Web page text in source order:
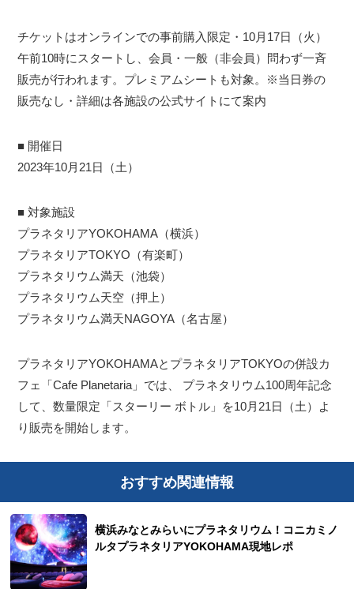
チケットはオンラインでの事前購入限定・10月17日（火）
午前10時にスタートし、会員・一般（非会員）問わず一斉
販売が行われます。プレミアムシートも対象。※当日券の
販売なし・詳細は各施設の公式サイトにて案内
■ 開催日
2023年10月21日（土）
■ 対象施設
プラネタリアYOKOHAMA（横浜）
プラネタリアTOKYO（有楽町）
プラネタリウム満天（池袋）
プラネタリウム天空（押上）
プラネタリウム満天NAGOYA（名古屋）
プラネタリアYOKOHAMAとプラネタリアTOKYOの併設カ
フェ「Cafe Planetaria」では、 プラネタリウム100周年記念
して、数量限定「スターリー ボトル」を10月21日（土）よ
り販売を開始します。
おすすめ関連情報
横浜みなとみらいにプラネタリウム！コニカミノ
ルタプラネタリアYOKOHAMA現地レポ